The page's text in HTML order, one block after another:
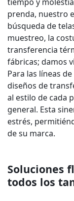
tiempo y
prenda, nuestro
búsqueda de
muestreo, la
transferencia
fábricas; damos
Para las líneas
diseños de
al estilo de cada
general. Esta
estrés,
de su marca.
Soluciones
todos los